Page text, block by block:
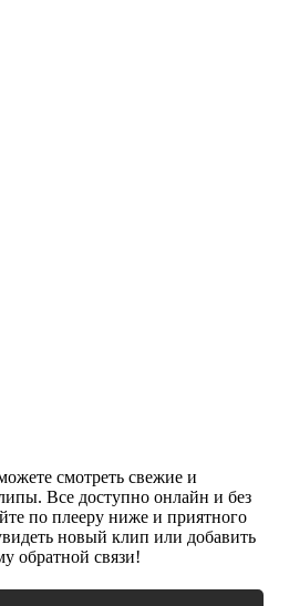
смотреть свежие и
Все доступно онлайн и без
по плееру ниже и приятного
новый клип или добавить
обратной связи!